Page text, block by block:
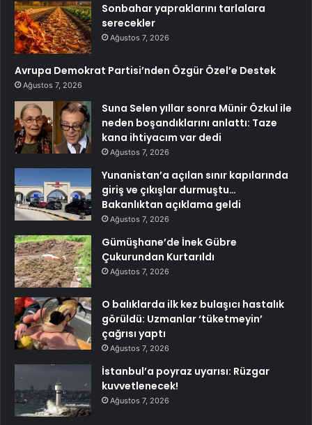
Sonbahar yapraklarını tarlalara
serecekler
Ağustos 7, 2026
Avrupa Demokrat Partisi’nden Özgür Özel’e Destek
Ağustos 7, 2026
Suna Selen yıllar sonra Münir Özkul ile
neden boşandıklarını anlattı: Taze
kana ihtiyacım var dedi
Ağustos 7, 2026
Yunanistan’a açılan sınır kapılarında
giriş ve çıkışlar durmuştu…
Bakanlıktan açıklama geldi
Ağustos 7, 2026
Gümüşhane’de İnek Gübre
Çukurundan Kurtarıldı
Ağustos 7, 2026
O balıklarda ilk kez bulaşıcı hastalık
görüldü: Uzmanlar ‘tüketmeyin’
çağrısı yaptı
Ağustos 7, 2026
İstanbul’a poyraz uyarısı: Rüzgar
kuvvetlenecek!
Ağustos 7, 2026